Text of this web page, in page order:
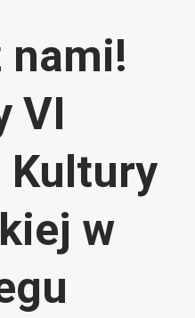
nami!
VI
Kultury
w